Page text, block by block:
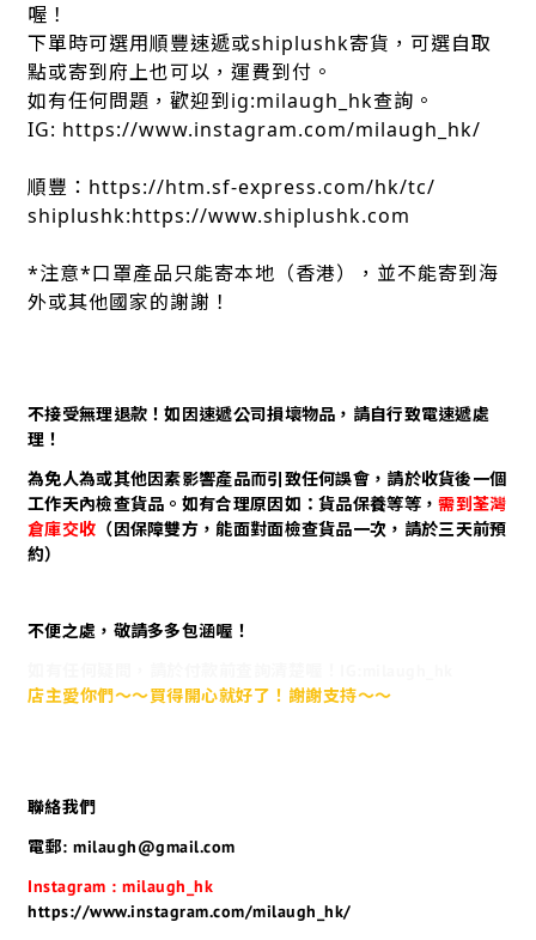
喔！
下單時可選用順豐速遞或shiplushk寄貨，可選自取
點或寄到府上也可以，運費到付。
如有任何問題，歡迎到ig:milaugh_hk查詢。
IG: https://www.instagram.com/milaugh_hk/
順豐：https://htm.sf-express.com/hk/tc/
shiplushk:https://www.shiplushk.com
*注意*口罩產品只能寄本地（香港），並不能寄到海
外或其他國家的謝謝！
不接受無理退款！如因速遞公司損壞物品，請自行致電速遞處
理！
為免人為或其他因素影響產品而引致任何誤會，請於收貨後一個
工作天內檢查貨品。如有合理原因如：貨品保養等等，需到荃灣
倉庫交收 （因保障雙方，能面對面檢查貨品一次，請於三天前預
約）
不便之處，敬請多多包涵喔！
店主愛你們～～買得開心就好了！謝謝支持～～
聯絡我們
電郵: milaugh@gmail.com
Instagram : milaugh_hk
https://www.instagram.com/milaugh_hk/